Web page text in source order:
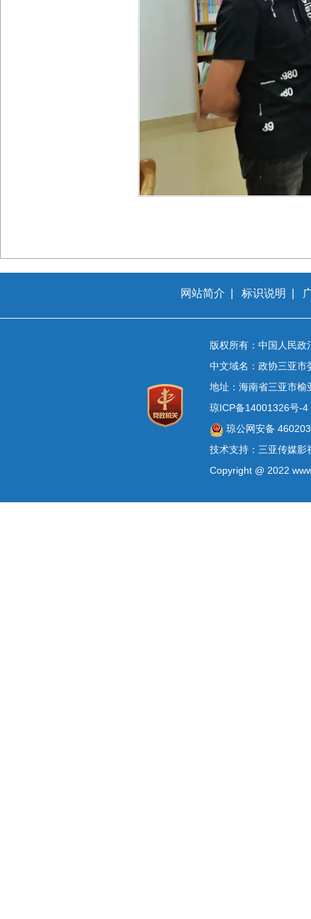
网站简介 标识说明
版权所有：中国人民
中文域名：政协三亚市
地址：海南省三亚市榆
琼ICP备14001326号-4
琼公网安备
技术支持：三亚传媒影
Copyright @ 2022